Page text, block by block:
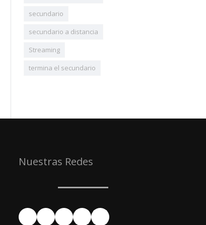
secundario
secundario a distancia
Streaming
termina el secundario
Nuestras Redes